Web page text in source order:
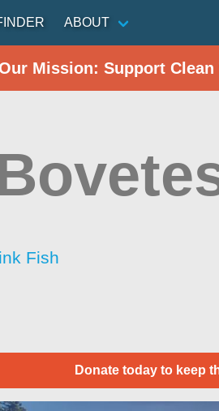
ABOUT
Mission: Support Clean
Fish
Donate today to keep